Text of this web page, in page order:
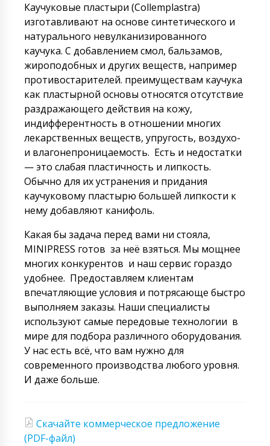
Каучуковые пластыри (Collemplastra)
изготавливают на основе синтетического и
натурального невулканизированного
каучука. С добавлением смол, бальзамов,
жироподобных и других веществ, например
противостарителей. преимуществам каучука
как пластырной основы относятся отсутствие
раздражающего действия на кожу,
индифферентность в отношении многих
лекарственных веществ, упругость, воздухо-
и влагонепроницаемость. Есть и недостатки
— это слабая пластичность и липкость.
Обычно для их устранения и придания
каучуковому пластырю большей липкости к
нему добавляют канифоль.
Какая бы задача перед вами ни стояла,
MINIPRESS готов за неё взяться. Мы мощнее
многих конкурентов и наш сервис гораздо
удобнее. Предоставляем клиентам
впечатляющие условия и потрясающе быстро
выполняем заказы. Наши специалисты
используют самые передовые технологии в
мире для подбора различного оборудования.
У нас есть всё, что вам нужно для
современного производства любого уровня.
И даже больше.
Скачайте коммерческое предложение
(PDF-файл)